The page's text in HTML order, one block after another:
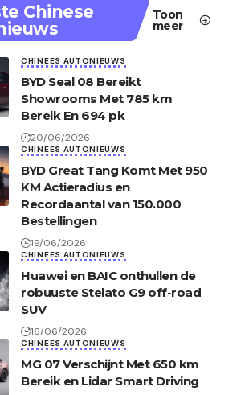
Chinese
Toon
meer
CHINEES AUTONIEUWS
BYD Seal 08 Bereikt
Showrooms Met 785 km
Bereik En 694 pk
20/06/2026
CHINEES AUTONIEUWS
BYD Great Tang Komt Met 950
KM Actieradius en
Recordaantal van 150.000
Bestellingen
19/06/2026
CHINEES AUTONIEUWS
Huawei en BAIC onthullen de
robuuste Stelato G9 off-road
SUV
16/06/2026
CHINEES AUTONIEUWS
MG 07 Verschijnt Met 650 km
Bereik en Lidar Smart Driving